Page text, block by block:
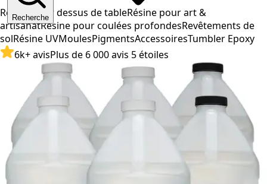
Recherche
Résine pour dessus de tableRésine pour art &
artisanatRésine pour coulées profondesRevêtements de
solRésine UVMoulesPigmentsAccessoiresTumbler Epoxy
6k+ avisPlus de 6 000 avis 5 étoiles